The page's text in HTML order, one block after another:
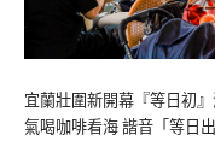
宜蘭壯圍新開幕『等日初
氣喝咖啡看海 諧音「等日